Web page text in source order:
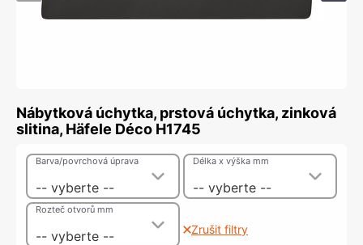
Nábytková úchytka, prstová úchytka, zinková
slitina, Häfele Déco H1745
-- vyberte --
Barva/povrchová úprava
-- vyberte --
Délka x výška mm
-- vyberte --
Rozteč otvorů mm
Zrušit filtry